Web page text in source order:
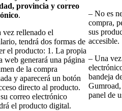
provincia y correo
.
vez rellenado el
tendrá dos formas de
el producto: 1. La propia
web generará una página
de la compra
y aparecerá un botón
directo al producto.
correo electrónico
el producto digital.
– No es
compra,
sus
accesible.
– Una
bandeja
Gumroad,
panel de